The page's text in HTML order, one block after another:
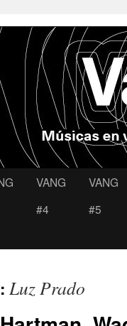
VANG
#4
VANG
#5
Luz Prado